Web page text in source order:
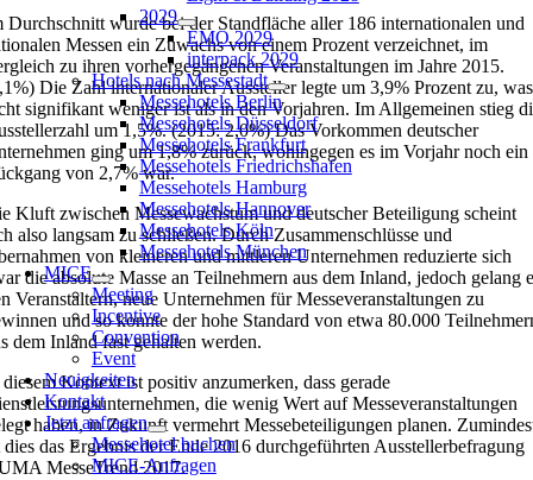
2029
EMO 2029
interpack 2029
Hotels nach Messestadt
Messehotels Berlin
Messehotels Düsseldorf
Messehotels Frankfurt
Messehotels Friedrichshafen
Messehotels Hamburg
Messehotels Hannover
Messehotels Köln
Messehotels München
MICE
Meeting
Incentive
Convention
Event
Neuigkeiten
Kontakt
Jetzt anfragen
Messehotel buchen
MICE-Anfragen
Durchschnitt wurde bei der Standfläche aller 186 internationalen und
Messen ein Zuwachs von einem Prozent verzeichnet, im
zu ihren vorhergegangenen Veranstaltungen im Jahre 2015.
Die Zahl internationaler Aussteller legte um 3,9% Prozent zu, was
signifikant weniger ist als in den Vorjahren. Im Allgemeinen stieg
um 1,5%. (2015: 2,0%) Das Vorkommen deutscher
ging um 1,8% zurück, wohingegen es im Vorjahr noch ein
von 2,7% war.
Kluft zwischen Messewachstum und deutscher Beteiligung scheint
also langsam zu schließen. Durch Zusammenschlüsse und
von kleineren und mittleren Unternehmen reduzierte sich
die absolute Masse an Teilnehmern aus dem Inland, jedoch gelang
Veranstaltern, neue Unternehmen für Messeveranstaltungen zu
und so konnte der hohe Standard von etwa 80.000
dem Inland fast gehalten werden.
Kontext ist positiv anzumerken, dass gerade
die wenig Wert auf Messeveranstaltungen
haben, in Zukunft vermehrt Messebeteiligungen planen.
dies das Ergebnis der Ende 2016 durchgeführten Ausstellerbefragung
MesseTrend 2017.